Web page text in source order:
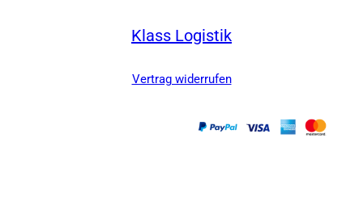
Klass Logistik
Vertrag widerrufen